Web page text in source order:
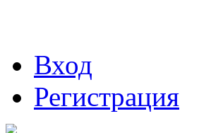
Вход
Регистрация